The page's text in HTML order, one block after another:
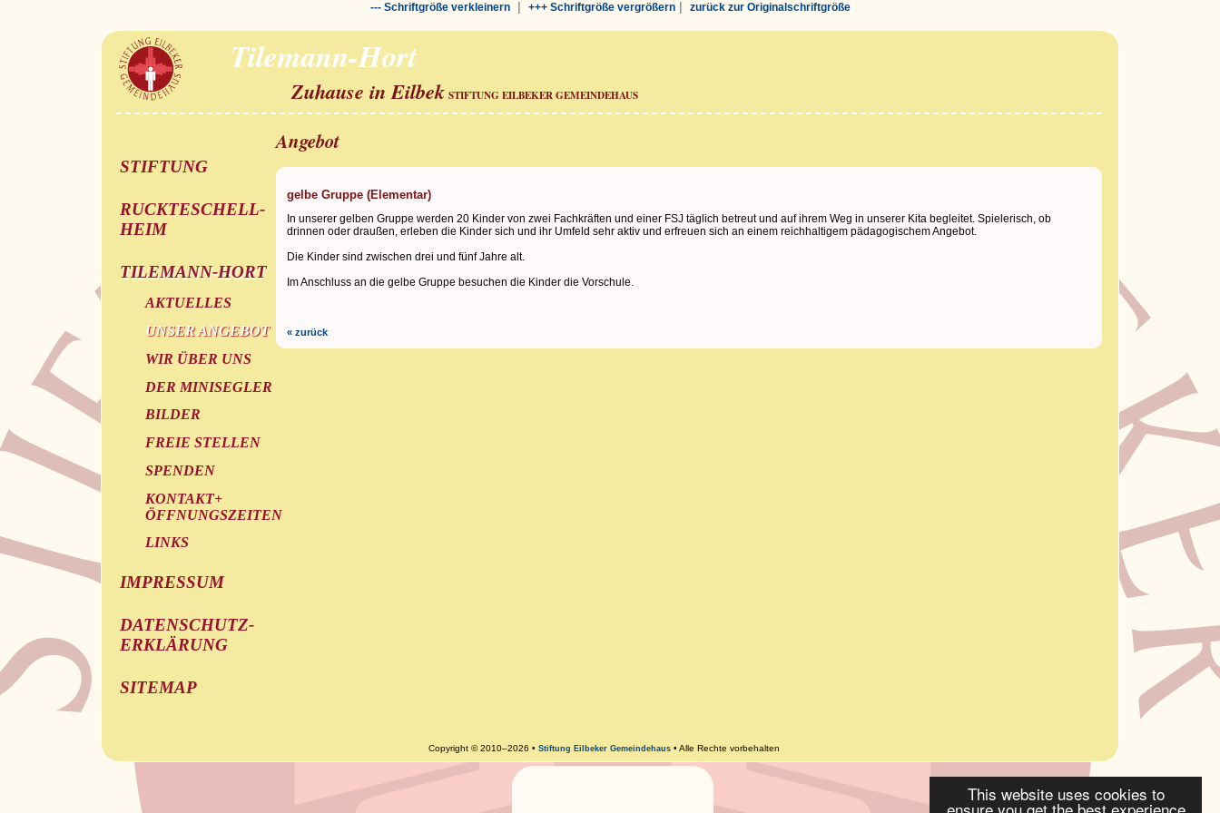
This website uses cookies to
--- Schriftgröße verkleinern| +++ Schriftgröße vergrößern| zurück zur Originalschriftgröße
Tilemann-Hort
Zuhause in Eilbek STIFTUNG EILBEKER GEMEINDEHAUS
STIFTUNG
RUCKTESCHELL-
HEIM
TILEMANN-HORT
AKTUELLES
UNSER ANGEBOT
WIR ÜBER UNS
DER MINISEGLER
BILDER
FREIE STELLEN
SPENDEN
KONTAKT+
ÖFFNUNGSZEITEN
LINKS
IMPRESSUM
DATENSCHUTZ-
ERKLÄRUNG
SITEMAP
Angebot
gelbe Gruppe (Elementar)
In unserer gelben Gruppe werden 20 Kinder von zwei Fachkräften und einer FSJ täglich betreut und auf ihrem Weg in unserer Kita begleitet. Spielerisch, ob
drinnen oder draußen, erleben die Kinder sich und ihr Umfeld sehr aktiv und erfreuen sich an einem reichhaltigem pädagogischem Angebot.
Die Kinder sind zwischen drei und fünf Jahre alt.
Im Anschluss an die gelbe Gruppe besuchen die Kinder die Vorschule.
« zurück
Copyright © 2010–2026 •Stiftung Eilbeker Gemeindehaus • Alle Rechte vorbehalten